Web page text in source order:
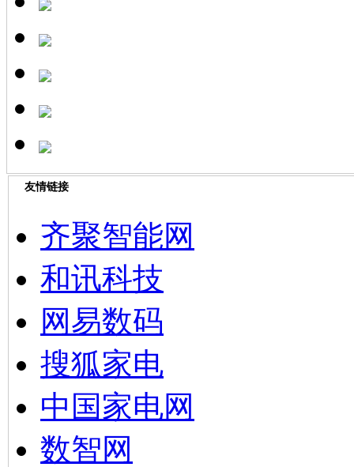
友情链接
齐聚智能网
和讯科技
网易数码
搜狐家电
中国家电网
数智网